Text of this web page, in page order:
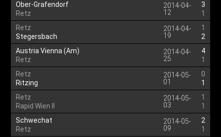
Ober-Grafendorf
Retz
2014-04-
12
3
1
Retz
Stegersbach
2014-04-
19
1
2
Austria Vienna (Am)
Retz
2014-04-
25
4
1
Retz
Ritzing
2014-05-
01
0
1
Retz
Rapid Wien II
2014-05-
03
1
1
Schwechat
Retz
2014-05-
09
2
1